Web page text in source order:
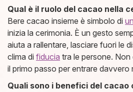
Qual è il ruolo del cacao nella
Bere cacao insieme è simbolo di
inizia la cerimonia. È un gesto
aiuta a rallentare, lasciare fuori le
clima di fiducia tra le persone.
il primo passo per entrare davvero
Quali sono i benefici del cacao